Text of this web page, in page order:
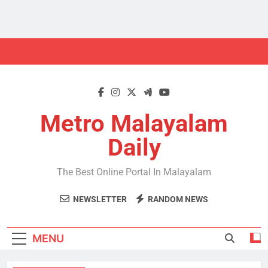
Metro Malayalam
Daily
The Best Online Portal In Malayalam
NEWSLETTER RANDOM NEWS
MENU